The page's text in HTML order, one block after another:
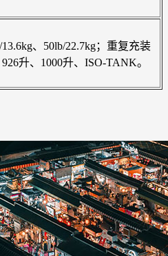
、50lb/22.7kg；重复充装
升、1000升、ISO-TANK。